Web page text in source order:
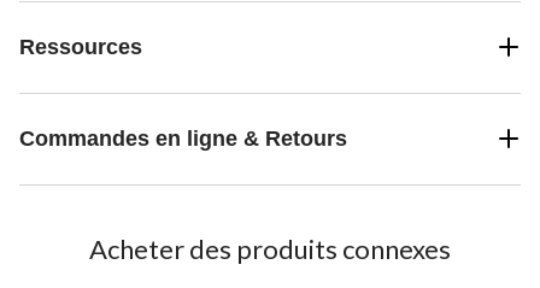
Ressources
Commandes en ligne & Retours
Acheter des produits connexes